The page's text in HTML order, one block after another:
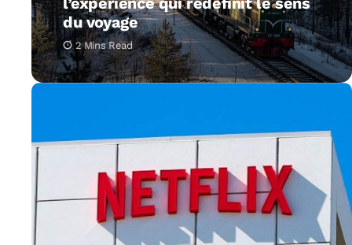
du voyage
2 Mins Read